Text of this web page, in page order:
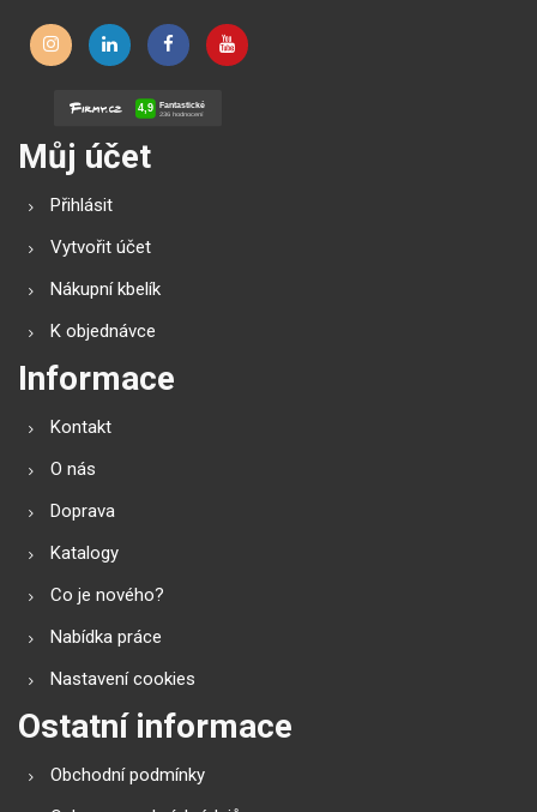
Můj účet
Přihlásit
Vytvořit účet
Nákupní kbelík
K objednávce
Informace
Kontakt
O nás
Doprava
Katalogy
Co je nového?
Nabídka práce
Nastavení cookies
Ostatní informace
Obchodní podmínky